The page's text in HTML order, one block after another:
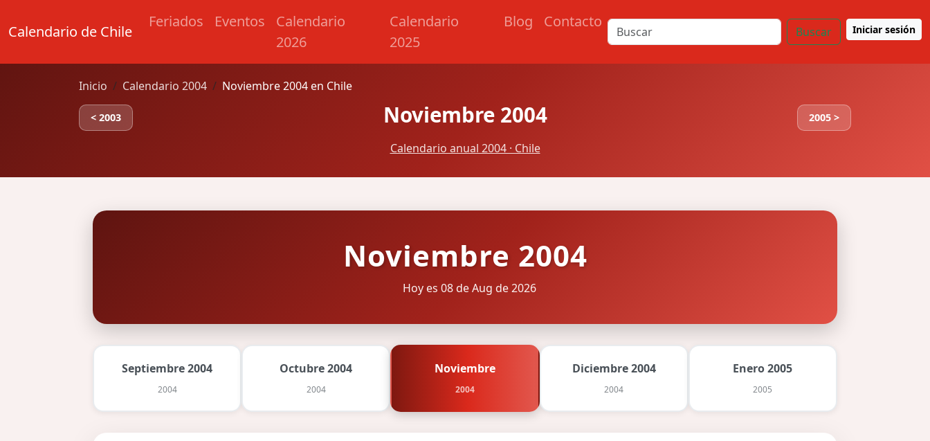
Calendario de Chile
Feriados Eventos
Calendario
2026
Calendario
2025
Blog Contacto
Buscar Iniciar sesión
Inicio Calendario 2004 Noviembre 2004 en Chile
< 2003 Noviembre 2004 2005 >
Calendario anual 2004 · Chile
Noviembre 2004
Hoy es 08 de Aug de 2026
Septiembre 2004
2004
Octubre 2004
2004
Noviembre
2004
Diciembre 2004
2004
Enero 2005
2005